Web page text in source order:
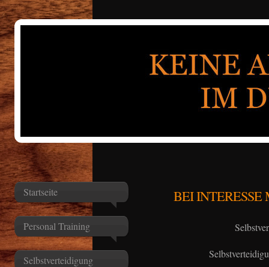
Startseite
Personal Training
Selbstverteidigung
BEI INTERESSE